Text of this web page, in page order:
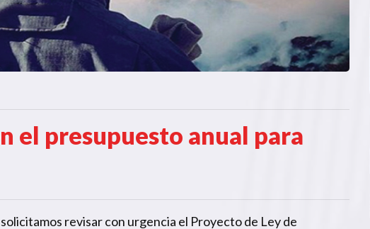
el presupuesto anual para
revisar con urgencia el Proyecto de Ley de